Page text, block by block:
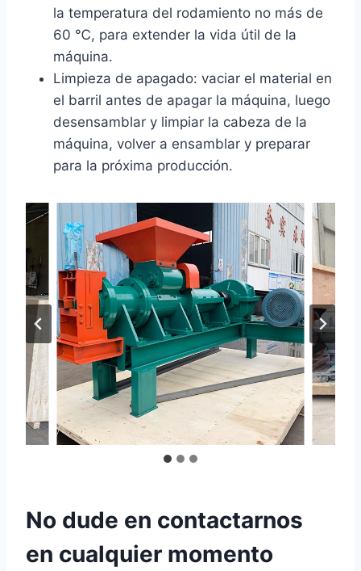
la temperatura del rodamiento no más de
60 ℃, para extender la vida útil de la
máquina.
Limpieza de apagado: vaciar el material en
el barril antes de apagar la máquina, luego
desensamblar y limpiar la cabeza de la
máquina, volver a ensamblar y preparar
para la próxima producción.
No dude en contactarnos
en cualquier momento